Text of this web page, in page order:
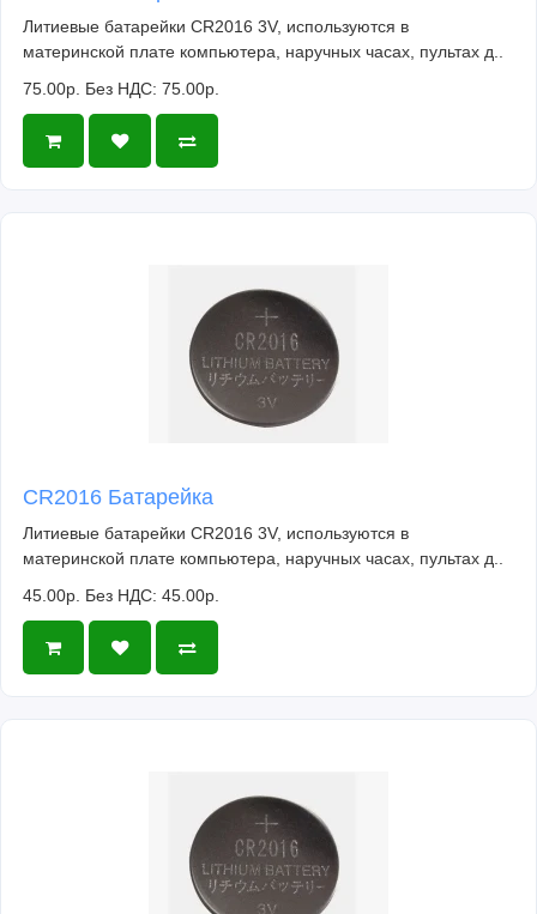
Литиевые батарейки CR2016 3V, используются в
материнской плате компьютера, наручных часах, пультах д..
75.00р. Без НДС: 75.00р.
CR2016 Батарейка
Литиевые батарейки CR2016 3V, используются в
материнской плате компьютера, наручных часах, пультах д..
45.00р. Без НДС: 45.00р.